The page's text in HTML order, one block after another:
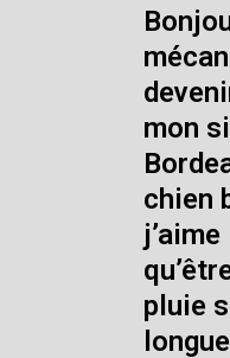
mon
chien
pluie